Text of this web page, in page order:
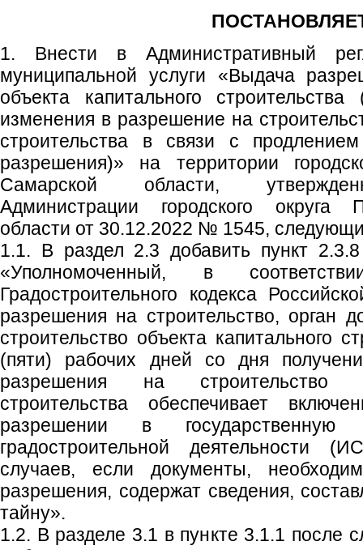
1. Внести в Административный
муниципальной услуги «Выдача
объекта капитального
изменения в разрешение на
строительства в связи с
разрешения)» на территории
Самарской области,
Администрации городского округа
области от 30.12.2022 № 1545,
1.1. В раздел 2.3 добавить пункт
«Уполномоченный, в
Градостроительного кодекса
разрешения на строительство, орган
строительство объекта капитального
(пяти) рабочих дней со дня
разрешения на строительство
строительства обеспечивает
разрешении в государственную
градостроительной деятельности
случаев, если документы,
разрешения, содержат сведения,
тайну».
1.2. В разделе 3.1 в пункте 3.1.1 после